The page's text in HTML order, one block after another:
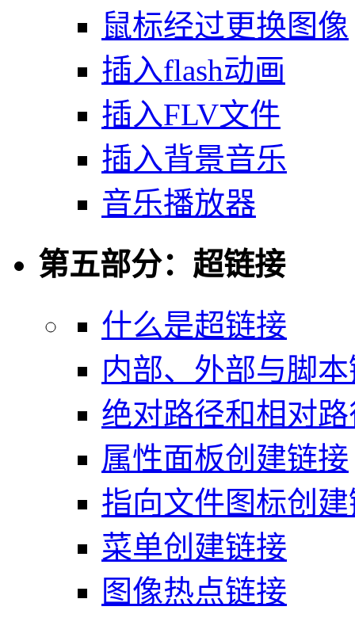
鼠标经过更换图像
插入flash动画
插入FLV文件
插入背景音乐
音乐播放器
第五部分：超链接
什么是超链接
内部、外部与脚
绝对路径和相对
属性面板创建链接
指向文件图标创
菜单创建链接
图像热点链接